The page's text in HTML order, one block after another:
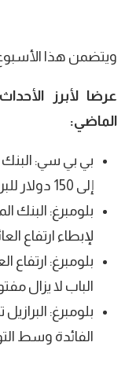
ويتضمن هذا
عرضا لأبرز
الماضي:
بي بي سي:
إلى 150 دولار للبرميل
بلومبرغ: البنك
لإبطاء ارتفاع
بلومبرغ: ارتفاع
الباب لا يزال
بلومبرغ:
الفائدة وسط